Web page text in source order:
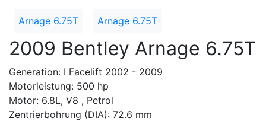
Arnage 6.75T Arnage 6.75T
2009 Bentley Arnage 6.75T
Generation: I Facelift 2002 - 2009
Motorleistung: 500 hp
Motor: 6.8L, V8 , Petrol
Zentrierbohrung (DIA): 72.6 mm